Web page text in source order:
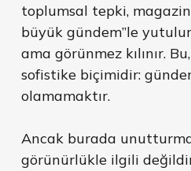
toplumsal tepki,
büyük gündem”le
ama görünmez kılınır.
sofistike biçimidir:
olamamaktır.
Ancak burada
görünürlükle ilgili